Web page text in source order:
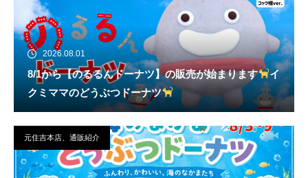
2026.08.01
8/1から【のるるんドーナツ】の販売が始まります
イ
クミママのどうぶつドーナツ
元住吉本店、通販紹介